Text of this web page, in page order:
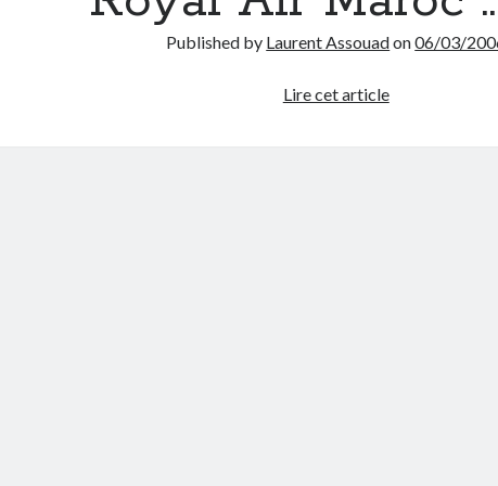
Published by Laurent Assouadon06/03/
Lire cet articleRoyal